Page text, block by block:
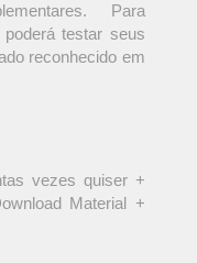
Para
testar seus
reconhecido em
vezes quiser +
Material +